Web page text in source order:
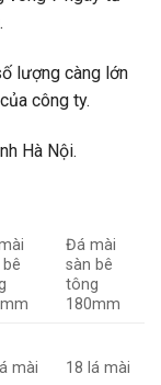
lượng càng lớn
công ty.
Hà Nội.
Đá mài
sàn bê
tông
180mm
mài
18 lá mài